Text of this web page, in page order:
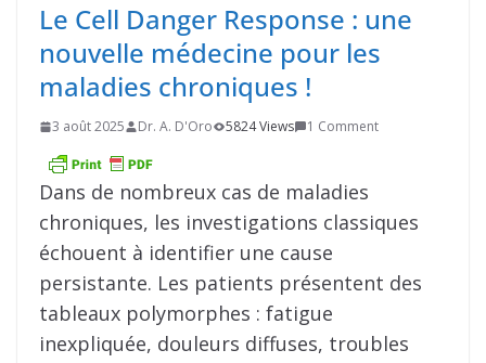
Le Cell Danger Response : une
nouvelle médecine pour les
maladies chroniques !
3 août 2025 Dr. A. D'Oro 5824 Views 1 Comment
Dans de nombreux cas de maladies
chroniques, les investigations classiques
échouent à identifier une cause
persistante. Les patients présentent des
tableaux polymorphes : fatigue
inexpliquée, douleurs diffuses, troubles